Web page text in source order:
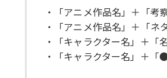
・「アニメ作品名」＋「考察
・「アニメ作品名」＋「ネ
・「キャラクター名」＋「名
・「キャラクター名」＋「